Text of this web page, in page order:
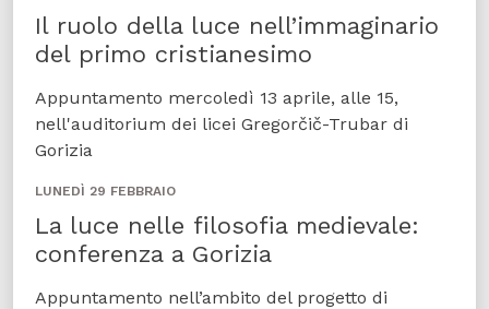
Il ruolo della luce nell’immaginario
del primo cristianesimo
Appuntamento mercoledì 13 aprile, alle 15,
nell'auditorium dei licei Gregorčič-Trubar di
Gorizia
LUNEDÌ 29 FEBBRAIO
La luce nelle filosofia medievale:
conferenza a Gorizia
Appuntamento nell’ambito del progetto di